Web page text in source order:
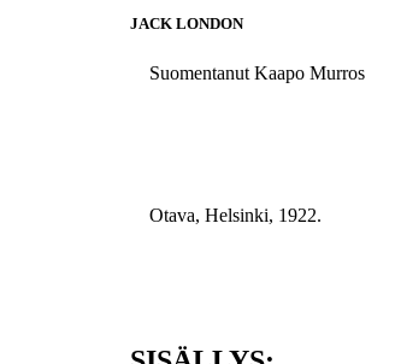
JACK LONDON
Suomentanut Kaapo Murros
Otava, Helsinki, 1922.